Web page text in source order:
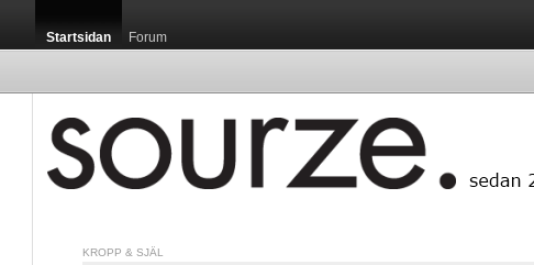
Startsidan Forum
KROPP & SJÄL Startsidan /